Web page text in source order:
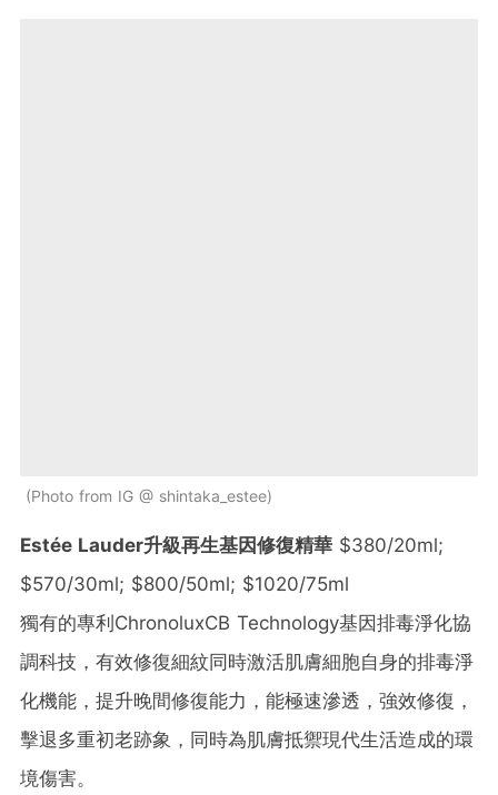
Photo from IG @ shintaka_estee
Estée Lauder升級再生基因修復精華 $380/20ml;
$570/30ml; $800/50ml; $1020/75ml
獨有的專利ChronoluxCB Technology基因排毒淨化協
調科技，有效修復細紋同時激活肌膚細胞自身的排毒淨
化機能，提升晚間修復能力，能極速滲透，強效修復，
擊退多重初老跡象，同時為肌膚抵禦現代生活造成的環
境傷害。